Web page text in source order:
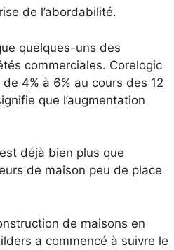
de l’abordabilité.
quelques-uns des
commerciales. Corelogic
4% à 6% au cours des 12
que l’augmentation
déjà bien plus que
de maison peu de place
de maisons en
a commencé à suivre le